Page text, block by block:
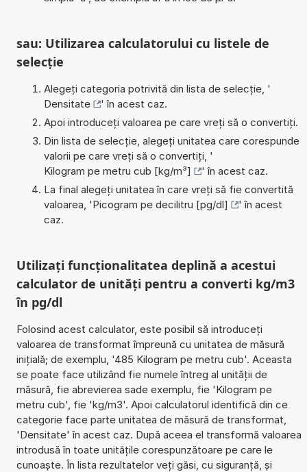
sau: Utilizarea calculatorului cu listele de
selecție
Alegeți categoria potrivită din lista de selecție, '
Densitate
' în acest caz.
Apoi introduceți valoarea pe care vreți să o convertiți.
Din lista de selecție, alegeți unitatea care corespunde
valorii pe care vreți să o convertiți, '
Kilogram pe metru cub [kg/m³]
' în acest caz.
La final alegeți unitatea în care vreți să fie convertită
valoarea, 'Picogram pe decilitru [pg/dl]
' în acest
caz.
Utilizați funcționalitatea deplină a acestui
calculator de unități pentru a converti kg/m3
în pg/dl
Folosind acest calculator, este posibil să introduceți
valoarea de transformat împreună cu unitatea de măsură
inițială; de exemplu, '485 Kilogram pe metru cub'. Aceasta
se poate face utilizând fie numele întreg al unității de
măsură, fie abrevierea sade exemplu, fie 'Kilogram pe
metru cub', fie 'kg/m3'. Apoi calculatorul identifică din ce
categorie face parte unitatea de măsură de transformat,
'Densitate' în acest caz. După aceea el transformă valoarea
introdusă în toate unitățile corespunzătoare pe care le
cunoaște. În lista rezultatelor veți găsi, cu siguranță, și